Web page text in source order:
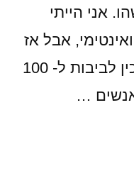
אני הייתי
אבל אז
התברר שמצפים ממני להכין לביבות ל- 100